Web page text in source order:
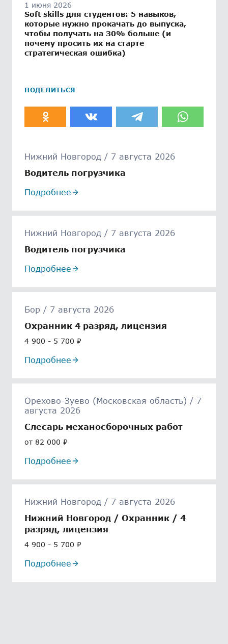
1 июня 2026
Soft skills для студентов: 5 навыков,
которые нужно прокачать до выпуска,
чтобы получать на 30% больше (и
почему просить их на старте
стратегическая ошибка)
ПОДЕЛИТЬСЯ
Нижний Новгород / 7 августа 2026
Водитель погрузчика
Подробнее
Нижний Новгород / 7 августа 2026
Водитель погрузчика
Подробнее
Бор / 7 августа 2026
Охранник 4 разряд, лицензия
4 900 - 5 700 ₽
Подробнее
Орехово-Зуево (Московская область) / 7
августа 2026
Слесарь механосборочных работ
от 82 000 ₽
Подробнее
Нижний Новгород / 7 августа 2026
Нижний Новгород / Охранник / 4
разряд, лицензия
4 900 - 5 700 ₽
Подробнее